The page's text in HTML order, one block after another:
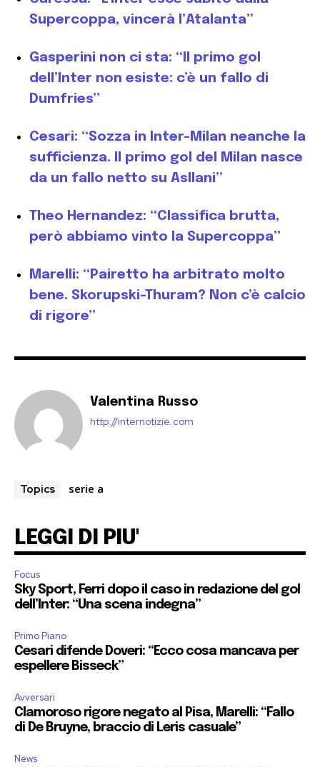
Supercoppa, vincerà l’Atalanta”
Gasperini non ci sta: “Il primo gol
dell’Inter non esiste: c’è un fallo di
Dumfries”
Cesari: “Sozza in Inter-Milan neanche la
sufficienza. Il primo gol del Milan nasce
da un fallo netto su Asllani”
Theo Hernandez: “Classifica brutta,
però abbiamo vinto la Supercoppa”
Marelli: “Pairetto ha arbitrato molto
bene. Skorupski-Thuram? Non c’è calcio
di rigore”
Valentina Russo
http://internotizie.com
Topics serie a
LEGGI DI PIU'
Focus
Sky Sport, Ferri dopo il caso in redazione del gol
dell’Inter: “Una scena indegna”
Primo Piano
Cesari difende Doveri: “Ecco cosa mancava per
espellere Bisseck”
Avversari
Clamoroso rigore negato al Pisa, Marelli: “Fallo
di De Bruyne, braccio di Leris casuale”
News